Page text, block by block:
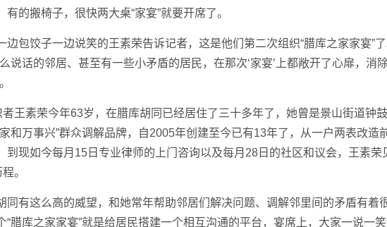
的搬椅子，很快两大桌“家宴”就要开席了。
饺子一边说笑的王素荣告诉记者，这是他们第二次组织“腊库之家家宴”了
说话的邻居、甚至有一些小矛盾的居民，在那次‘家宴’上都敞开了心扉，消
王素荣今年63岁，在腊库胡同已经居住了三十多年了，她曾是景山街道钟
和万事兴”群众调解品牌，自2005年创建至今已有13年了，从一户两表改造
到现如今每月15日专业律师的上门咨询以及每月28日的社区和议会，王素荣
。
有这么高的威望，和她常年帮助邻居们解决问题、调解邻里间的矛盾有着
腊库之家家宴”就是给居民搭建一个相互沟通的平台，宴席上，大家一说一笑